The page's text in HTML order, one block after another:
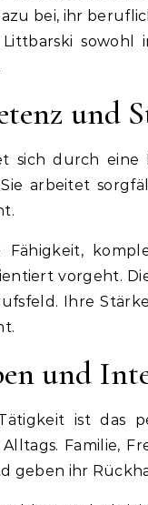
bei, ihr
und
sich durch eine
arbeitet
vorgeht.
Ihre
und
ist das
Familie,
geben ihr